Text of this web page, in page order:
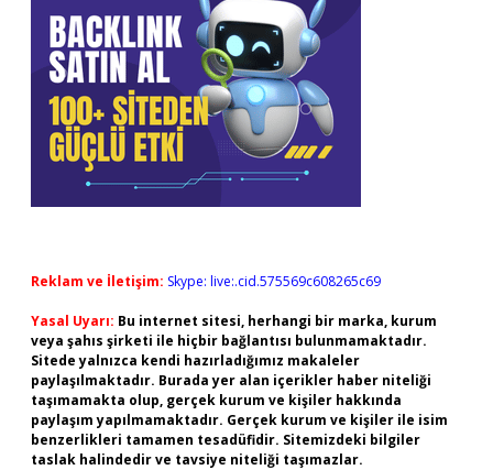
Reklam ve İletişim: Skype: live:.cid.575569c608265c69
Yasal Uyarı: Bu internet sitesi, herhangi bir marka, kurum
veya şahıs şirketi ile hiçbir bağlantısı bulunmamaktadır.
Sitede yalnızca kendi hazırladığımız makaleler
paylaşılmaktadır. Burada yer alan içerikler haber niteliği
taşımamakta olup, gerçek kurum ve kişiler hakkında
paylaşım yapılmamaktadır. Gerçek kurum ve kişiler ile isim
benzerlikleri tamamen tesadüfidir. Sitemizdeki bilgiler
taslak halindedir ve tavsiye niteliği taşımazlar.